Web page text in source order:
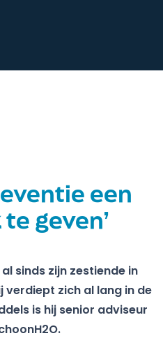
een
geven’
sinds zijn zestiende in
verdiept zich al lang in de
is hij senior adviseur